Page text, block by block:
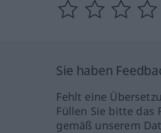
Sie haben
Fehlt eine
Füllen Sie bitte das
gemäß unserem